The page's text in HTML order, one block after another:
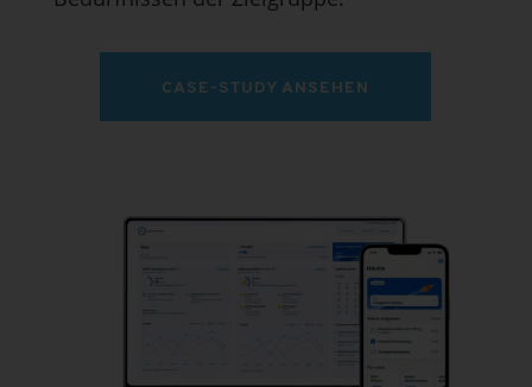
CASE-STUDY ANSEHEN